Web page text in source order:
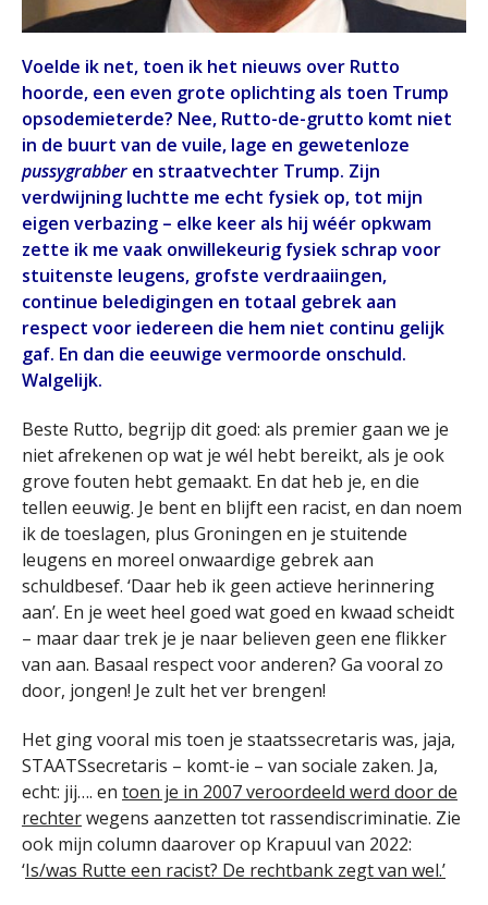
Voelde ik net, toen ik het nieuws over Rutto
hoorde, een even grote oplichting als toen Trump
opsodemieterde? Nee, Rutto-de-grutto komt niet
in de buurt van de vuile, lage en gewetenloze
pussygrabber en straatvechter Trump. Zijn
verdwijning luchtte me echt fysiek op, tot mijn
eigen verbazing – elke keer als hij wéér opkwam
zette ik me vaak onwillekeurig fysiek schrap voor
stuitenste leugens, grofste verdraaiingen,
continue beledigingen en totaal gebrek aan
respect voor iedereen die hem niet continu gelijk
gaf. En dan die eeuwige vermoorde onschuld.
Walgelijk.
Beste Rutto, begrijp dit goed: als premier gaan we je
niet afrekenen op wat je wél hebt bereikt, als je ook
grove fouten hebt gemaakt. En dat heb je, en die
tellen eeuwig. Je bent en blijft een racist, en dan noem
ik de toeslagen, plus Groningen en je stuitende
leugens en moreel onwaardige gebrek aan
schuldbesef. ‘Daar heb ik geen actieve herinnering
aan’. En je weet heel goed wat goed en kwaad scheidt
– maar daar trek je je naar believen geen ene flikker
van aan. Basaal respect voor anderen? Ga vooral zo
door, jongen! Je zult het ver brengen!
Het ging vooral mis toen je staatssecretaris was, jaja,
STAATSsecretaris – komt-ie – van sociale zaken. Ja,
echt: jij…. en toen je in 2007 veroordeeld werd door de
rechterwegens aanzetten tot rassendiscriminatie. Zie
ook mijn column daarover op Krapuul van 2022:
‘Is/was Rutte een racist? De rechtbank zegt van wel.’